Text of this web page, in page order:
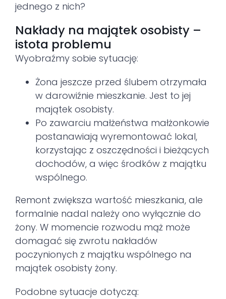
jednego z nich?
Nakłady na majątek osobisty –
istota problemu
Wyobraźmy sobie sytuację:
Żona jeszcze przed ślubem otrzymała
w darowiźnie mieszkanie. Jest to jej
majątek osobisty.
Po zawarciu małżeństwa małżonkowie
postanawiają wyremontować lokal,
korzystając z oszczędności i bieżących
dochodów, a więc środków z majątku
wspólnego.
Remont zwiększa wartość mieszkania, ale
formalnie nadal należy ono wyłącznie do
żony. W momencie rozwodu mąż może
domagać się zwrotu nakładów
poczynionych z majątku wspólnego na
majątek osobisty żony.
Podobne sytuacje dotyczą: